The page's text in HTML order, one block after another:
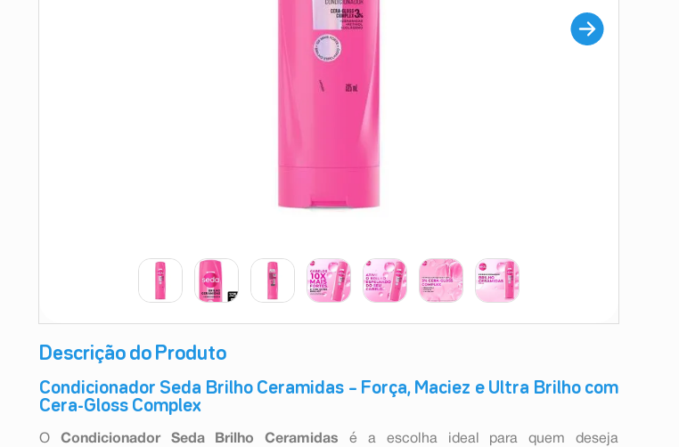
Descrição do Produto
Condicionador Seda Brilho Ceramidas – Força, Maciez e Ultra Brilho com
Cera-Gloss Complex
O Condicionador Seda Brilho Ceramidas é a escolha ideal para quem deseja